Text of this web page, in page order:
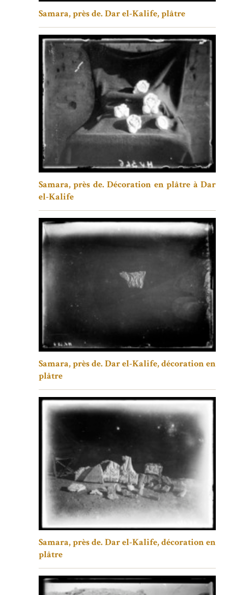
Samara, près de. Dar el-Kalife, plâtre
Samara, près de. Décoration en plâtre à Dar
el-Kalife
Samara, près de. Dar el-Kalife, décoration en
plâtre
Samara, près de. Dar el-Kalife, décoration en
plâtre